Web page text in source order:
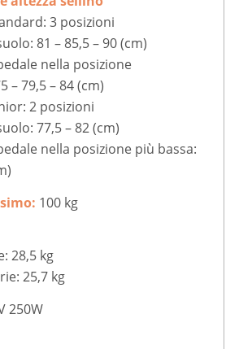
3 posizioni
81 – 85,5 – 90 (cm)
nella posizione
– 79,5 – 84 (cm)
2 posizioni
77,5 – 82 (cm)
nella posizione più bassa:
100 kg
28,5 kg
25,7 kg
250W